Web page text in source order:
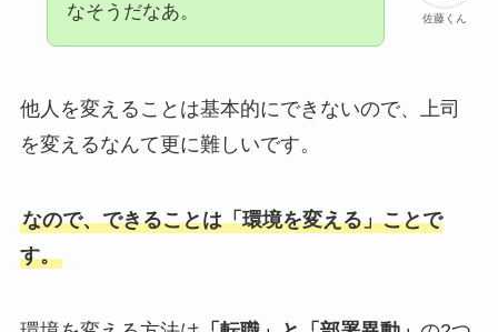
佐藤くん
なそうだなあ。
他人を変えることは基本的にできないので、上司
を変えるなんて更に難しいです。
なので、できることは「環境を変える」ことで
す。